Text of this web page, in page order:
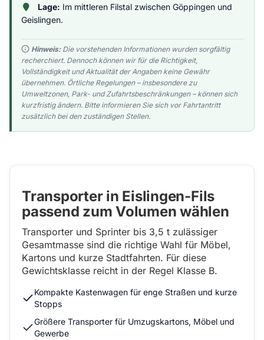
Lage: Im mittleren Filstal zwischen Göppingen und
Geislingen.
Hinweis:Die vorstehenden Informationen wurden sorgfältig
recherchiert. Dennoch können wir für die Richtigkeit,
Vollständigkeit und Aktualität der Angaben keine Gewähr
übernehmen. Örtliche Regelungen – insbesondere zu
Umweltzonen, Park- und Zufahrtsbeschränkungen – können sich
kurzfristig ändern. Bitte informieren Sie sich vor Fahrtantritt
zusätzlich bei den zuständigen Stellen.
Transporter in Eislingen-Fils
passend zum Volumen wählen
Transporter und Sprinter bis 3,5 t zulässiger
Gesamtmasse sind die richtige Wahl für Möbel,
Kartons und kurze Stadtfahrten. Für diese
Gewichtsklasse reicht in der Regel Klasse B.
Kompakte Kastenwagen für enge Straßen und kurze
Stopps
Größere Transporter für Umzugskartons, Möbel und
Gewerbe